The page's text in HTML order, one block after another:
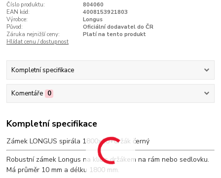
Číslo produktu:
804060
EAN kód:
4008153921803
Výrobce:
Longus
Původ:
Oficiální dodavatel do ČR
Záruka nejnižší ceny:
Platí na tento produkt
Hlídat cenu / dostupnost
Kompletní specifikace
Komentáře 0
Kompletní specifikace
Zámek LONGUS spirála 1800x10+držák černý
Robustní zámek Longus na klíč s držákem na rám nebo sedlovku.
Má průměr 10 mm a délku 1800 mm.